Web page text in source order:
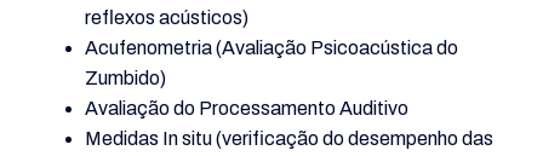
reflexos acústicos)
Acufenometria (Avaliação Psicoacústica do
Zumbido)
Avaliação do Processamento Auditivo
Medidas In situ (verificação do desempenho das